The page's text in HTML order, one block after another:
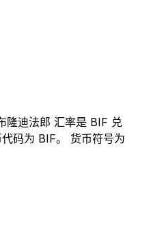
隆迪法郎 汇率是 BIF 兑
码为 BIF。 货币符号为